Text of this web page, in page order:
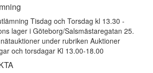
Tisdag och Torsdag kl 13.30 -
lager i Göteborg/Salsmästaregatan 25.
under rubriken Auktioner
och torsdagar Kl 13.00-18.00